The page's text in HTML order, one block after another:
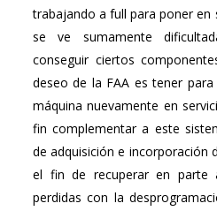
trabajando a full para poner en
se ve sumamente
conseguir ciertos
deseo de la FAA es tener
máquina nuevamente en
fin complementar a este
de adquisición e incorporación
el fin de recuperar en parte
perdidas con la